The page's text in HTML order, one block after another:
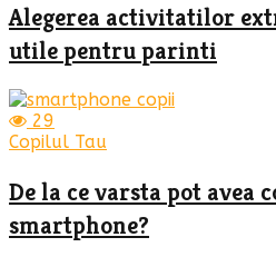
Alegerea activitatilor
utile pentru parinti
29
Copilul Tau
De la ce varsta pot avea
smartphone?